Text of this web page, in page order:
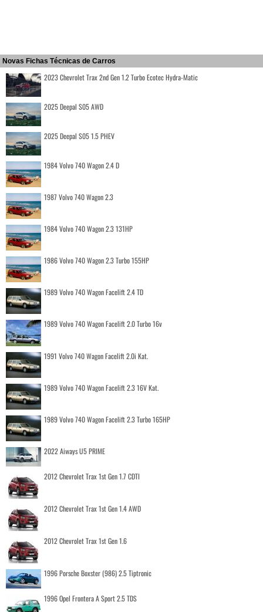
Novas Fichas Técnicas de Carros
2023 Chevrolet Trax 2nd Gen 1.2 Turbo Ecotec Hydra-Matic
2025 Deepal S05 AWD
2025 Deepal S05 1.5 PHEV
1984 Volvo 740 Wagon 2.4 D
1987 Volvo 740 Wagon 2.3
1984 Volvo 740 Wagon 2.3 131HP
1986 Volvo 740 Wagon 2.3 Turbo 155HP
1989 Volvo 740 Wagon Facelift 2.4 TD
1989 Volvo 740 Wagon Facelift 2.0 Turbo 16v
1991 Volvo 740 Wagon Facelift 2.0i Kat.
1989 Volvo 740 Wagon Facelift 2.3 16V Kat.
1989 Volvo 740 Wagon Facelift 2.3 Turbo 165HP
2022 Aiways U5 PRIME
2012 Chevrolet Trax 1st Gen 1.7 CDTI
2012 Chevrolet Trax 1st Gen 1.4 AWD
2012 Chevrolet Trax 1st Gen 1.6
1996 Porsche Boxster (986) 2.5 Tiptronic
1996 Opel Frontera A Sport 2.5 TDS